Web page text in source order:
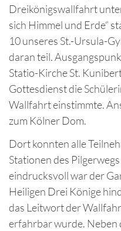
Dreikönigswallfahrt
sich Himmel und Erde“
10 unseres St.-Ursula-
daran teil.
Statio-Kirche St.
Gottesdienst die
Wallfahrt einstimmte.
zum Kölner Dom.
Dort konnten alle
Stationen des
eindrucksvoll war der
Heiligen Drei Könige
das Leitwort der
erfahrbar wurde. Neben